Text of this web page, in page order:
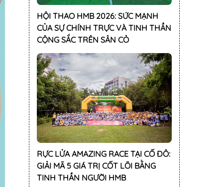
HỘI THAO HMB 2026: SỨC MẠNH
CỦA SỰ CHÍNH TRỰC VÀ TINH THẦN
CỘNG SẮC TRÊN SÂN CỎ
RỰC LỬA AMAZING RACE TẠI CỐ ĐÔ:
GIẢI MÃ 5 GIÁ TRỊ CỐT LÕI BẰNG
TINH THẦN NGƯỜI HMB